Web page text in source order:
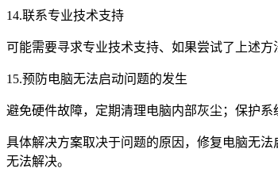
14.联系专业技术支持
可能需要寻求专业技术支持、如果尝试了上述
15.预防电脑无法启动问题的发生
避免硬件故障，定期清理电脑内部灰尘；保护
具体解决方案取决于问题的原因，修复电脑无
无法解决。